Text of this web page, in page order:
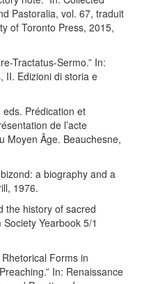
Pastoralia, vol. 67, traduit
of Toronto Press, 2015,
Tractatus-Sermo.” In:
II. Edizioni di storia e
Prédication et
de l’acte
Moyen Âge. Beauchesne,
a biography and a
1976.
the history of sacred
Yearbook 5/1
Rhetorical Forms in
In: Renaissance